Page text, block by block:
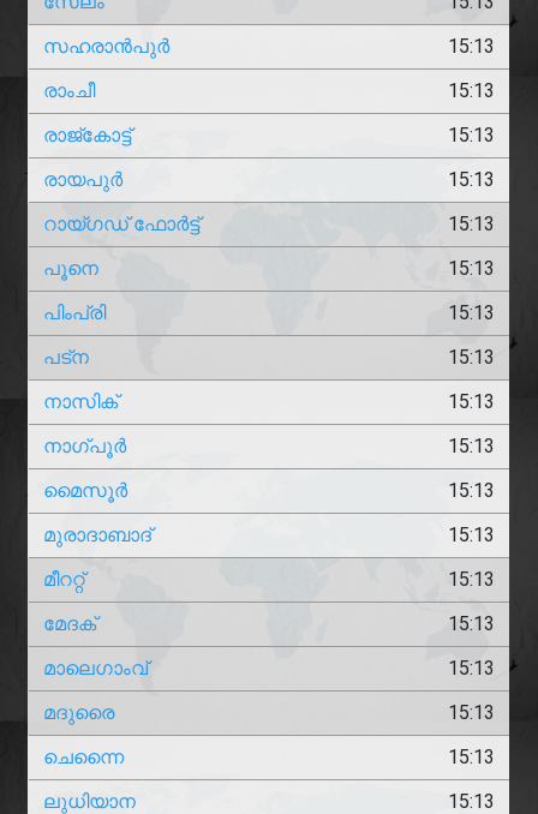
സഹരാൻപുർ
15:13
രാംചീ
15:13
രാജ്‌കോട്ട്
15:13
രായപുർ
15:13
റായ്ഗഡ് ഫോർട്ട്
15:13
പൂനെ
15:13
പിംപ്രി
15:13
പട്‌ന
15:13
നാസിക്
15:13
നാഗ്പൂർ
15:13
മൈസൂർ
15:13
മുരാദാബാദ്
15:13
മീററ്റ്
15:13
മേദക്
15:13
മാലെഗാംവ്
15:13
മദുരൈ
15:13
ചെന്നൈ
15:13
ലുധിയാന
15:13